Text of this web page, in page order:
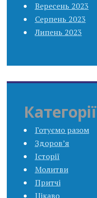
Вересень 2023
Серпень 2023
Липень 2023
Категорії
Готуємо разом
Здоров’я
Історії
Молитви
Притчі
Цікаво